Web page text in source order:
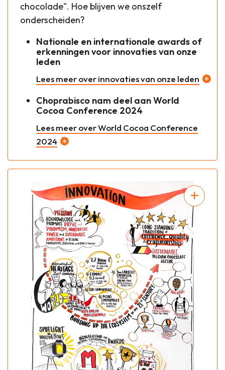
chocolade". Hoe blijven we onszelf
onderscheiden?
Nationale en internationale awards of
erkenningen voor innovaties van onze
leden
Lees meer over innovaties van onze leden
Choprabisco nam deel aan World
Cocoa Conference 2024
Lees meer over World Cocoa Conference
2024